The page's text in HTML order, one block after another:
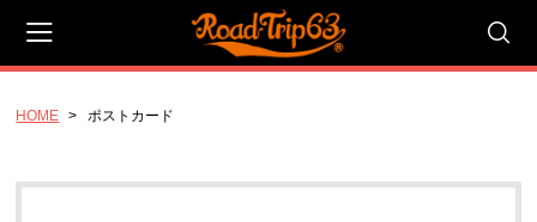
CATEGORY
HOME ポストカード